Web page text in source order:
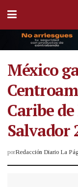
México
Caribe
Salvador
porRedacción Diario La